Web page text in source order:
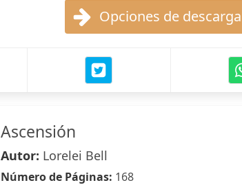
Opciones de descarga
Ascensión
Autor: Lorelei Bell
Número de Páginas: 168